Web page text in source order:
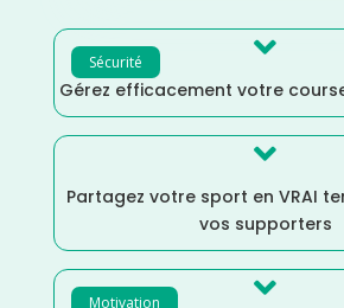
Sécurité 
Gérez efficacement votre

Partagez votre sport en VRAI
vos supporters
Motivation 